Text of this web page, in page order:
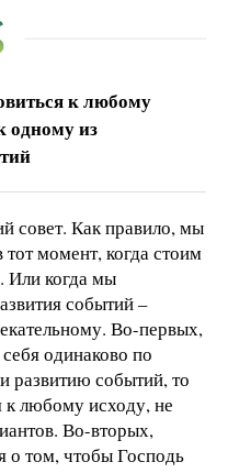
к любому
одному из
совет. Как правило, мы
момент, когда стоим
Или когда мы
событий –
Во-первых,
одинаково по
событий, то
к любому исходу, не
Во-вторых,
о том, чтобы Господь